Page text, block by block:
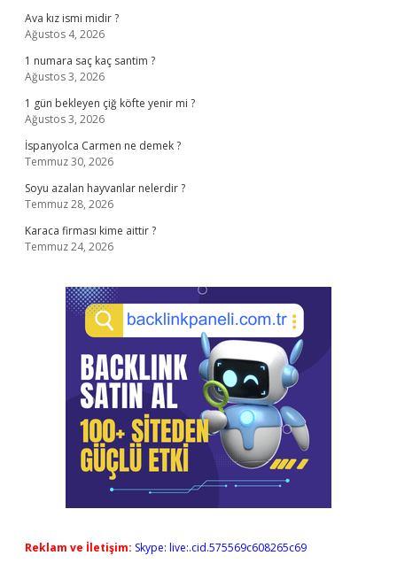
Ava kız ismi midir ?
Ağustos 4, 2026
1 numara saç kaç santim ?
Ağustos 3, 2026
1 gün bekleyen çiğ köfte yenir mi ?
Ağustos 3, 2026
İspanyolca Carmen ne demek ?
Temmuz 30, 2026
Soyu azalan hayvanlar nelerdir ?
Temmuz 28, 2026
Karaca firması kime aittir ?
Temmuz 24, 2026
Reklam ve İletişim: Skype: live:.cid.575569c608265c69